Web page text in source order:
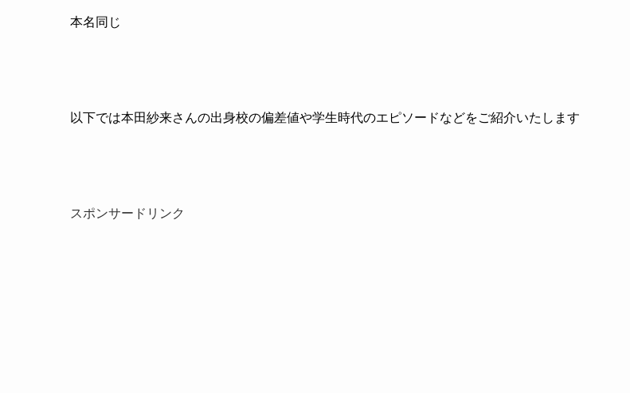
本名同じ
以下では本田紗来さんの出身校の偏差値や学生時代のエピソードなどをご紹介いたします
スポンサードリンク